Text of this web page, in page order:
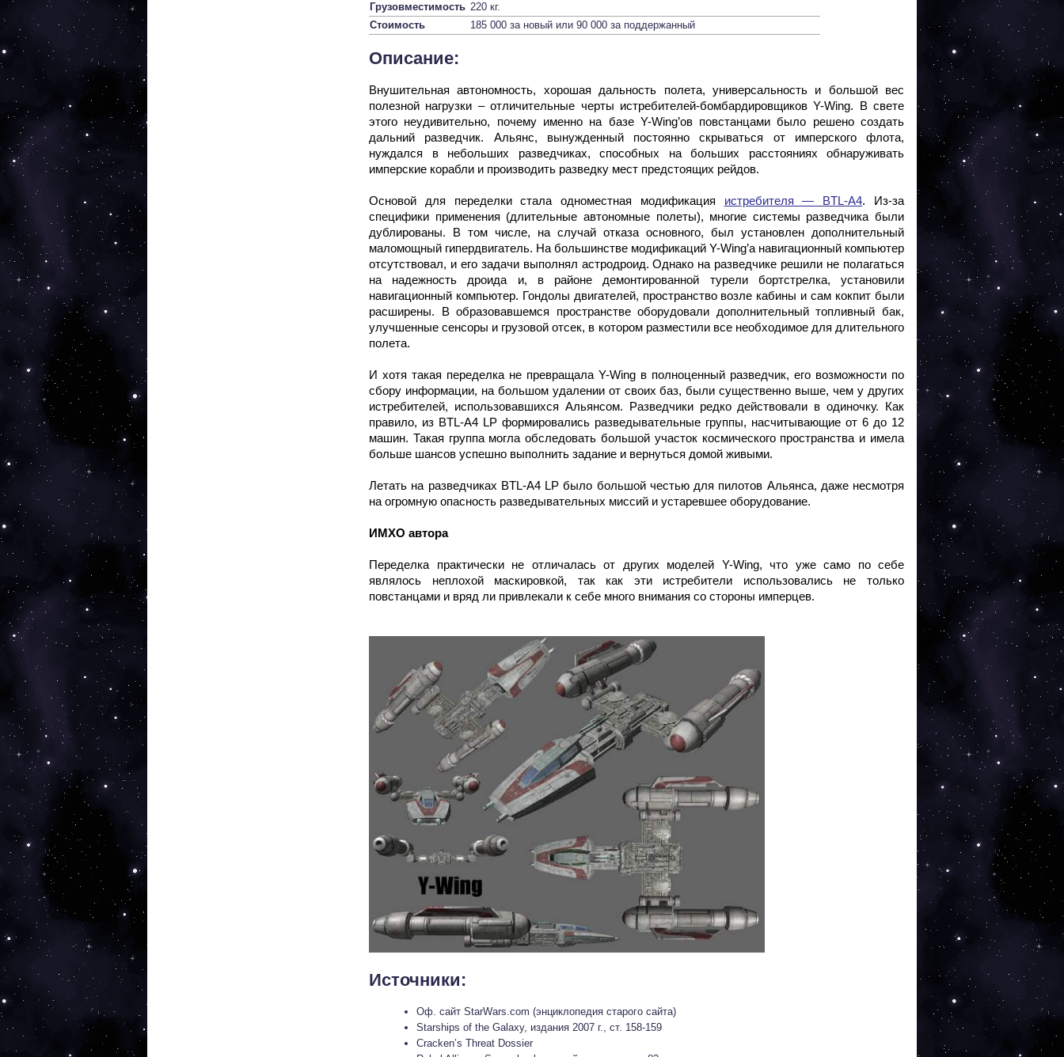
Грузовместимость 220 кг.
Стоимость
185 000 за новый или 90 000 за поддержанный
Описание:
Внушительная автономность, хорошая дальность полета, универсальность и большой вес
полезной нагрузки – отличительные черты истребителей-бомбардировщиков Y-Wing. В свете
этого неудивительно, почему именно на базе Y-Wing’ов повстанцами было решено создать
дальний разведчик. Альянс, вынужденный постоянно скрываться от имперского флота,
нуждался в небольших разведчиках, способных на больших расстояниях обнаруживать
имперские корабли и производить разведку мест предстоящих рейдов.
Основой для переделки стала одноместная модификация истребителя — BTL-A4. Из-за
специфики применения (длительные автономные полеты), многие системы разведчика были
дублированы. В том числе, на случай отказа основного, был установлен дополнительный
маломощный гипердвигатель. На большинстве модификаций Y-Wing’а навигационный компьютер
отсутствовал, и его задачи выполнял астродроид. Однако на разведчике решили не полагаться
на надежность дроида и, в районе демонтированной турели бортстрелка, установили
навигационный компьютер. Гондолы двигателей, пространство возле кабины и сам кокпит были
расширены. В образовавшемся пространстве оборудовали дополнительный топливный бак,
улучшенные сенсоры и грузовой отсек, в котором разместили все необходимое для длительного
полета.
И хотя такая переделка не превращала Y-Wing в полноценный разведчик, его возможности по
сбору информации, на большом удалении от своих баз, были существенно выше, чем у других
истребителей, использовавшихся Альянсом. Разведчики редко действовали в одиночку. Как
правило, из BTL-A4 LP формировались разведывательные группы, насчитывающие от 6 до 12
машин. Такая группа могла обследовать большой участок космического пространства и имела
больше шансов успешно выполнить задание и вернуться домой живыми.
Летать на разведчиках BTL-A4 LP было большой честью для пилотов Альянса, даже несмотря
на огромную опасность разведывательных миссий и устаревшее оборудование.
ИМХО автора
Переделка практически не отличалась от других моделей Y-Wing, что уже само по себе
являлось неплохой маскировкой, так как эти истребители использовались не только
повстанцами и вряд ли привлекали к себе много внимания со стороны имперцев.
Источники:
Оф. сайт StarWars.com (энциклопедия старого сайта)
Starships of the Galaxy, издания 2007 г., ст. 158-159
Cracken’s Threat Dossier